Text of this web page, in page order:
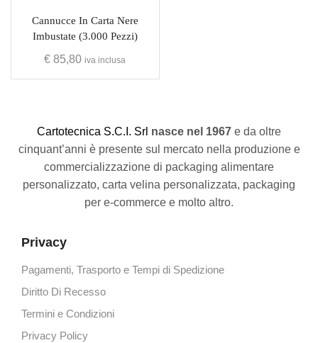
Cannucce In Carta Nere
Imbustate (3.000 Pezzi)
€ 85,80 iva inclusa
Cartotecnica S.C.I. Srl nasce nel 1967 e da oltre
cinquant’anni è presente sul mercato nella produzione e
commercializzazione di packaging alimentare
personalizzato, carta velina personalizzata, packaging
per e-commerce e molto altro.
Privacy
Pagamenti, Trasporto e Tempi di Spedizione
Diritto Di Recesso
Termini e Condizioni
Privacy Policy